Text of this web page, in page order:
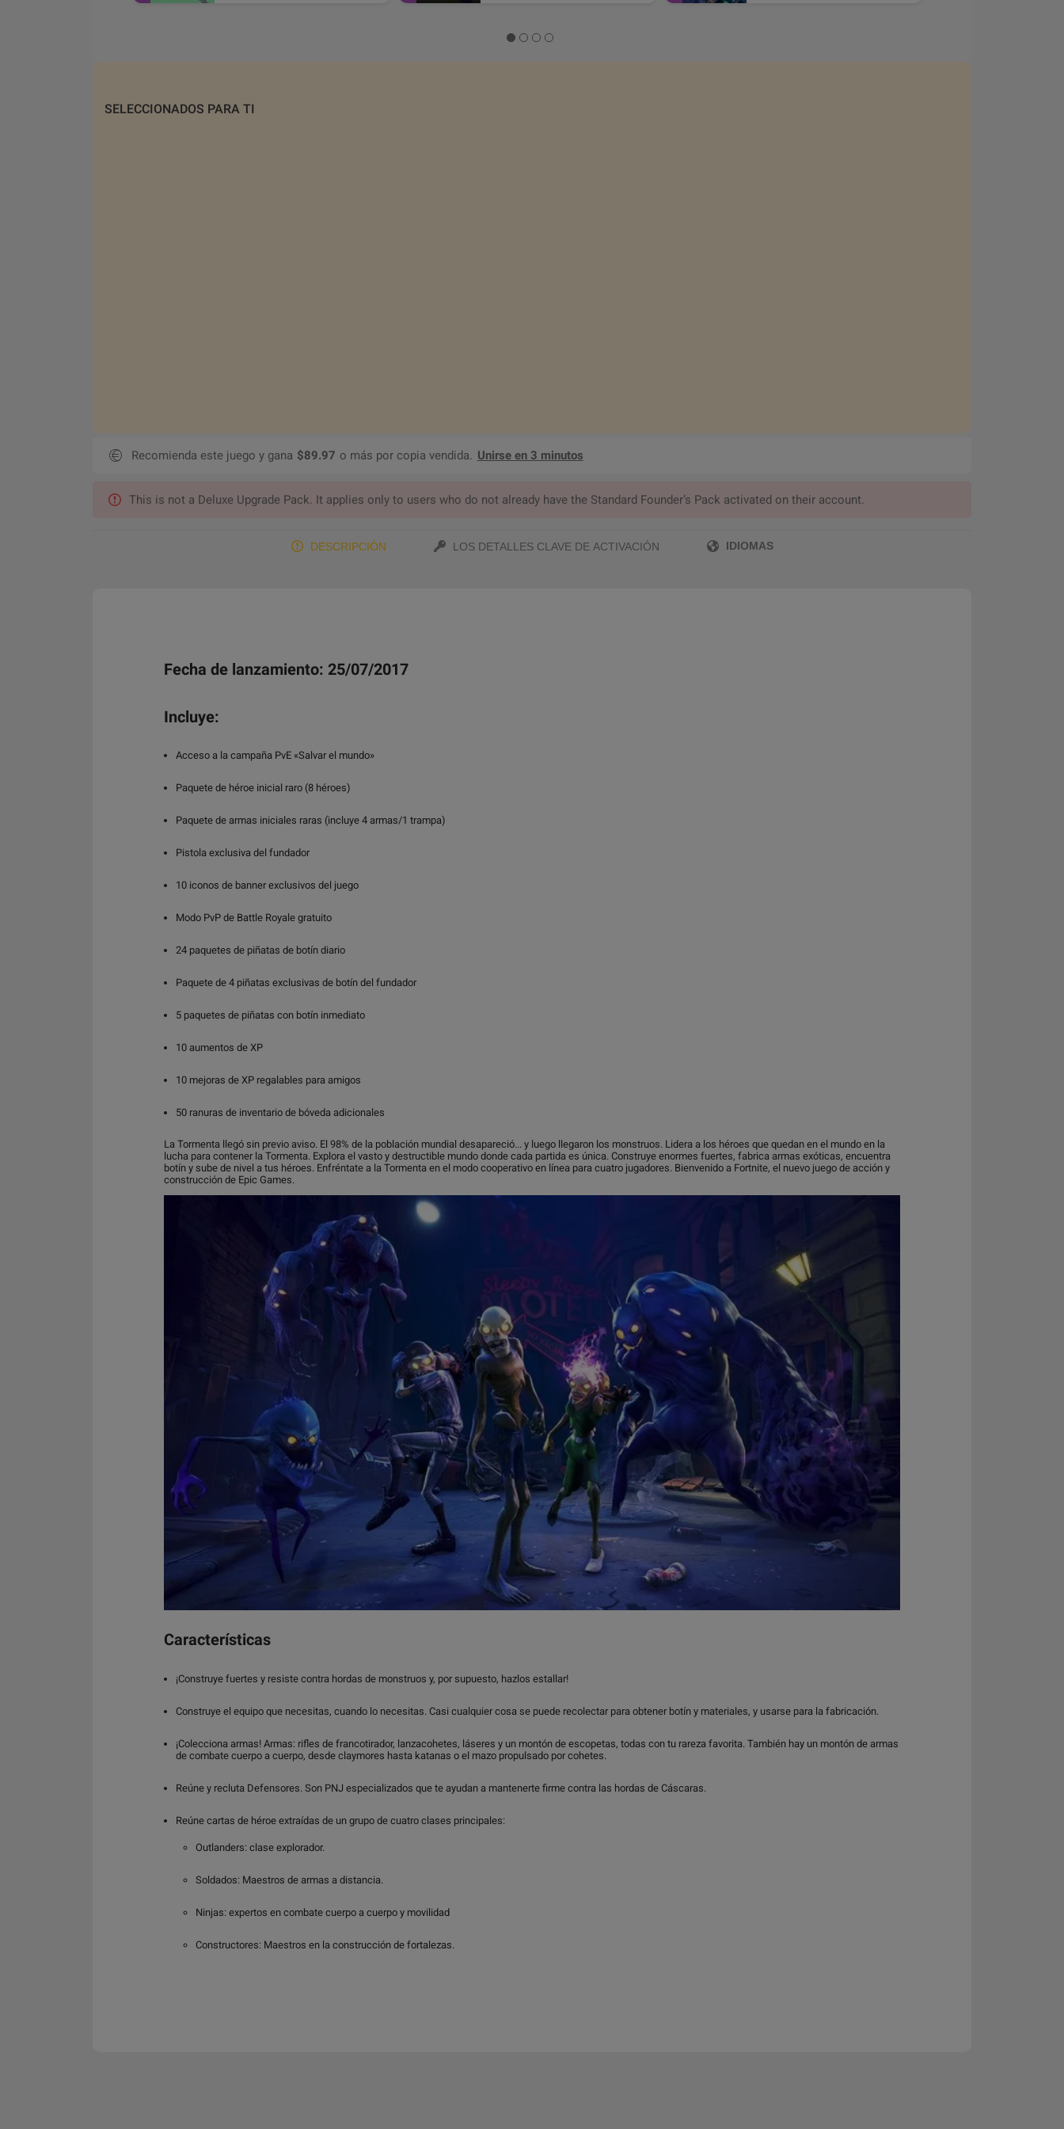
SELECCIONADOS PARA TI
Recomienda este juego y gana $89.97 o más por copia vendida. Unirse en 3 minutos
This is not a Deluxe Upgrade Pack. It applies only to users who do not already have the Standard Founder’s Pack activated on their account.
DESCRIPCIÓN LOS DETALLES CLAVE DE ACTIVACIÓN IDIOMAS
Fecha de lanzamiento: 25/07/2017
Incluye:
Acceso a la campaña PvE «Salvar el mundo»
Paquete de héroe inicial raro (8 héroes)
Paquete de armas iniciales raras (incluye 4 armas/1 trampa)
Pistola exclusiva del fundador
10 iconos de banner exclusivos del juego
Modo PvP de Battle Royale gratuito
24 paquetes de piñatas de botín diario
Paquete de 4 piñatas exclusivas de botín del fundador
5 paquetes de piñatas con botín inmediato
10 aumentos de XP
10 mejoras de XP regalables para amigos
50 ranuras de inventario de bóveda adicionales
La Tormenta llegó sin previo aviso. El 98% de la población mundial desapareció... y luego llegaron los monstruos. Lidera a los héroes que quedan en el mundo en la
lucha para contener la Tormenta. Explora el vasto y destructible mundo donde cada partida es única. Construye enormes fuertes, fabrica armas exóticas, encuentra
botín y sube de nivel a tus héroes. Enfréntate a la Tormenta en el modo cooperativo en línea para cuatro jugadores. Bienvenido a Fortnite, el nuevo juego de acción y
construcción de Epic Games.
Características
¡Construye fuertes y resiste contra hordas de monstruos y, por supuesto, hazlos estallar!
Construye el equipo que necesitas, cuando lo necesitas. Casi cualquier cosa se puede recolectar para obtener botín y materiales, y usarse para la fabricación.
¡Colecciona armas! Armas: rifles de francotirador, lanzacohetes, láseres y un montón de escopetas, todas con tu rareza favorita. También hay un montón de armas
de combate cuerpo a cuerpo, desde claymores hasta katanas o el mazo propulsado por cohetes.
Reúne y recluta Defensores. Son PNJ especializados que te ayudan a mantenerte firme contra las hordas de Cáscaras.
Reúne cartas de héroe extraídas de un grupo de cuatro clases principales:
Outlanders: clase explorador.
Soldados: Maestros de armas a distancia.
Ninjas: expertos en combate cuerpo a cuerpo y movilidad
Constructores: Maestros en la construcción de fortalezas.